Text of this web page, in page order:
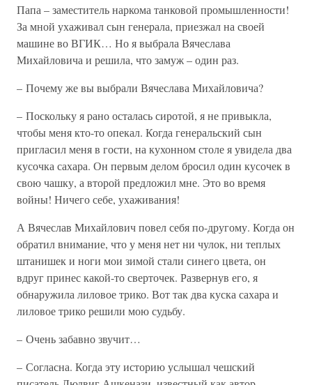
Папа – заместитель наркома танковой промышленности!
За мной ухаживал сын генерала, приезжал на своей
машине во ВГИК… Но я выбрала Вячеслава
Михайловича и решила, что замуж – один раз.
– Почему же вы выбрали Вячеслава Михайловича?
– Поскольку я рано осталась сиротой, я не привыкла,
чтобы меня кто-то опекал. Когда генеральский сын
пригласил меня в гости, на кухонном столе я увидела два
кусочка сахара. Он первым делом бросил один кусочек в
свою чашку, а второй предложил мне. Это во время
войны! Ничего себе, ухаживания!
А Вячеслав Михайлович повел себя по-другому. Когда он
обратил внимание, что у меня нет ни чулок, ни теплых
штанишек и ноги мои зимой стали синего цвета, он
вдруг принес какой-то сверточек. Развернув его, я
обнаружила лиловое трико. Вот так два куска сахара и
лиловое трико решили мою судьбу.
– Очень забавно звучит…
– Согласна. Когда эту историю услышал чешский